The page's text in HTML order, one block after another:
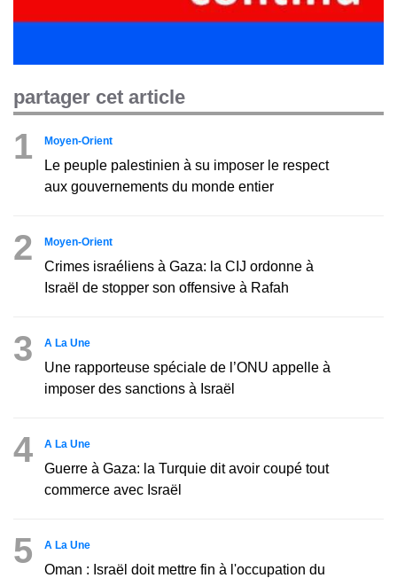
partager cet article
1 Moyen-Orient
Le peuple palestinien à su imposer le respect
aux gouvernements du monde entier
2 Moyen-Orient
Crimes israéliens à Gaza: la CIJ ordonne à
Israël de stopper son offensive à Rafah
3 A La Une
Une rapporteuse spéciale de l’ONU appelle à
imposer des sanctions à Israël
4 A La Une
Guerre à Gaza: la Turquie dit avoir coupé tout
commerce avec Israël
5 A La Une
Oman : Israël doit mettre fin à l'occupation du